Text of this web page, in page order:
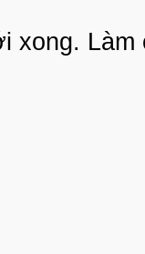
xong.